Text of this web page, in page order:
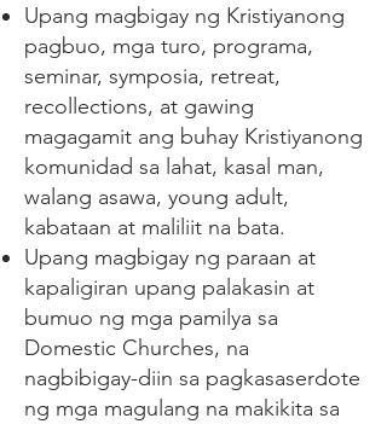
Upang magbigay ng Kristiyanong
pagbuo, mga turo, programa,
seminar, symposia, retreat,
recollections, at gawing
magagamit ang buhay Kristiyanong
komunidad sa lahat, kasal man,
walang asawa, young adult,
kabataan at maliliit na bata.
Upang magbigay ng paraan at
kapaligiran upang palakasin at
bumuo ng mga pamilya sa
Domestic Churches, na
nagbibigay-diin sa pagkasaserdote
ng mga magulang na makikita sa